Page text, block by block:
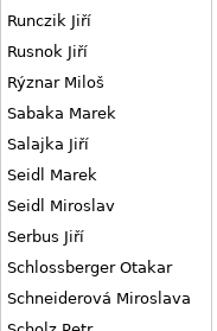
Runczik Jiří
Rusnok Jiří
Rýznar Miloš
Sabaka Marek
Salajka Jiří
Seidl Marek
Seidl Miroslav
Serbus Jiří
Schlossberger Otakar
Schneiderová Miroslava